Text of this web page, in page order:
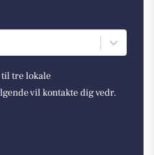
tre lokale
vil kontakte dig vedr.